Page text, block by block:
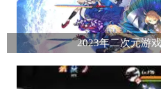
2023年二次元游